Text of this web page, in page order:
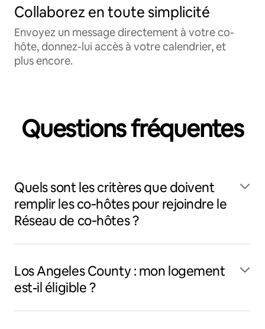
Collaborez en toute simplicité
Envoyez un message directement à votre co-
hôte, donnez-lui accès à votre calendrier, et
plus encore.
Questions fréquentes
Quels sont les critères que doivent
remplir les co‑hôtes pour rejoindre le
Réseau de co‑hôtes ?
Los Angeles County : mon logement
est-il éligible ?